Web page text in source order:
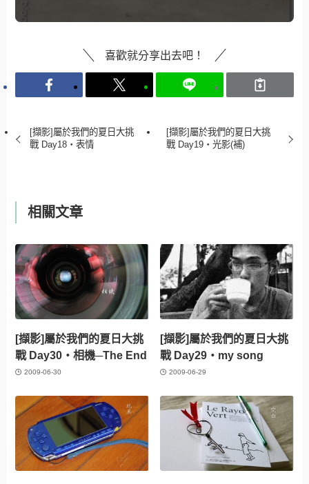
喜歡就分享出去吧！
[擷影]屬於我們的夏日大挑
戰 Day18‧表情
[擷影]屬於我們的夏日大挑
戰 Day19‧光影(補)
相關文章
[擷影]屬於我們的夏日大挑
戰 Day30‧相機─The End
2009-06-30
[擷影]屬於我們的夏日大挑
戰 Day29‧my song
2009-06-29